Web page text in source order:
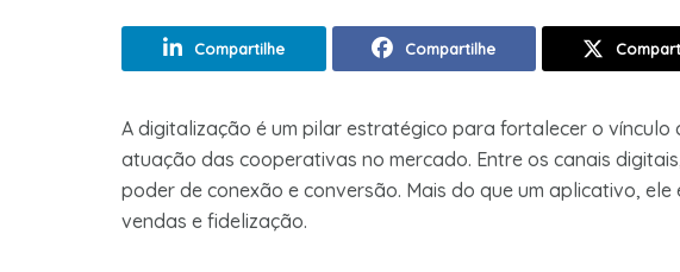
Compartilhe Compartilhe
A digitalização é um pilar estratégico para fortalecer o vínculo
atuação das cooperativas no mercado. Entre os canais
poder de conexão e conversão. Mais do que um aplicativo,
vendas e fidelização.